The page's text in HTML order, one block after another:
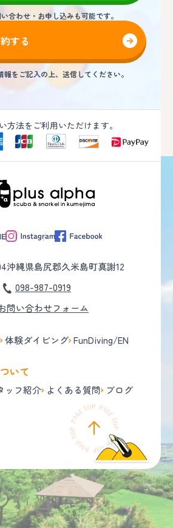
合わせ・お申し込みも可能です。
する
報をご記入の上、送信してください。
方法をご利用いただけます。
沖縄県島尻郡久米島町真謝12
098-987-0919
問い合わせフォーム
体験ダイビング FunDiving/EN
いて
ッフ紹介 よくある質問 ブログ